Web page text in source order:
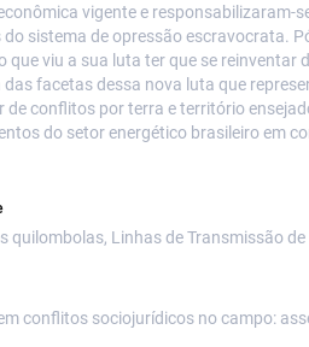
vigente e responsabilizaram-
do sistema de opressão escravocrata.
que viu a sua luta ter que se
facetas dessa nova luta que
de conflitos por terra e território
do setor energético brasileiro em
quilombolas, Linhas de Transmissão
conflitos sociojurídicos no campo: